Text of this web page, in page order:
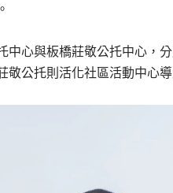
中心與板橋莊敬公托中心，
敬公托則活化社區活動中心